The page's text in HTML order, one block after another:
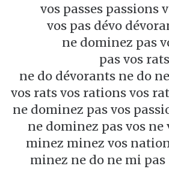
vos passes passions
vos pas dévo
ne dominez pas
pas vos rats
ne do dévorants ne do
vos rats vos rations vos
ne dominez pas vos
ne dominez pas vos ne
minez minez vos
minez ne do ne mi pas